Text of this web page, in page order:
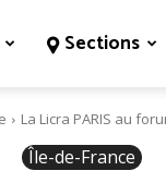
Sections
La Licra PARIS au
Île-de-France